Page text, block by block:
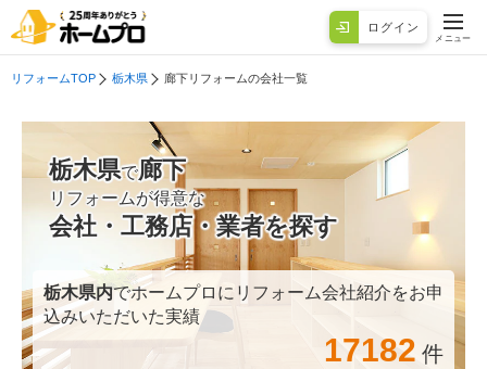
ログイン
メニュー
リフォームTOP 栃木県 廊下リフォームの会社一覧
栃木県で廊下
リフォームが得意な
会社・工務店・業者を探す
栃木県内でホームプロにリフォーム会社紹介をお申
込みいただいた実績
17182 件